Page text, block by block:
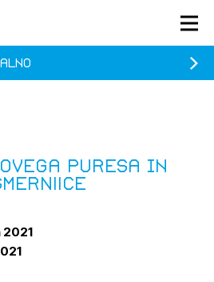
PRIJAVA
PURESa in
2021
izbiro.
vaš elektronski naslov.